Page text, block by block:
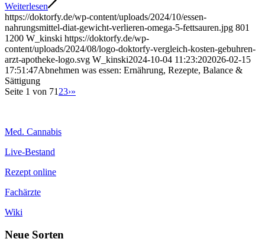
Weiterlesen
https://doktorfy.de/wp-content/uploads/2024/10/essen-
nahrungsmittel-diat-gewicht-verlieren-omega-5-fettsauren.jpg 801
1200 W_kinski https://doktorfy.de/wp-
content/uploads/2024/08/logo-doktorfy-vergleich-kosten-gebuhren-
arzt-apotheke-logo.svg W_kinski2024-10-04 11:23:202026-02-15
17:51:47Abnehmen was essen: Ernährung, Rezepte, Balance &
Sättigung
Seite 1 von 71 23›»
Med. Cannabis
Live-Bestand
Rezept online
Fachärzte
Wiki
Neue Sorten